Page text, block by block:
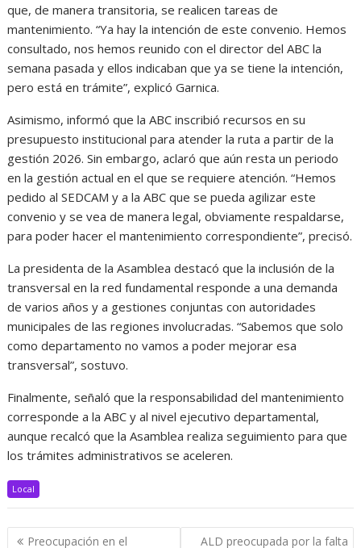
que, de manera transitoria, se realicen tareas de
mantenimiento. “Ya hay la intención de este convenio. Hemos
consultado, nos hemos reunido con el director del ABC la
semana pasada y ellos indicaban que ya se tiene la intención,
pero está en trámite”, explicó Garnica.
Asimismo, informó que la ABC inscribió recursos en su
presupuesto institucional para atender la ruta a partir de la
gestión 2026. Sin embargo, aclaró que aún resta un periodo
en la gestión actual en el que se requiere atención. “Hemos
pedido al SEDCAM y a la ABC que se pueda agilizar este
convenio y se vea de manera legal, obviamente respaldarse,
para poder hacer el mantenimiento correspondiente”, precisó.
La presidenta de la Asamblea destacó que la inclusión de la
transversal en la red fundamental responde a una demanda
de varios años y a gestiones conjuntas con autoridades
municipales de las regiones involucradas. “Sabemos que solo
como departamento no vamos a poder mejorar esa
transversal”, sostuvo.
Finalmente, señaló que la responsabilidad del mantenimiento
corresponde a la ABC y al nivel ejecutivo departamental,
aunque recalcó que la Asamblea realiza seguimiento para que
los trámites administrativos se aceleren.
Local
Navegación
Preocupación en el
ALD preocupada por la falta